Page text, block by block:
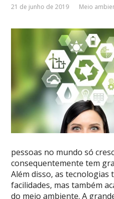
21 de junho de 2019 Meio
pessoas no mundo só
consequentemente tem
Além disso, as
facilidades, mas também
do meio ambiente. A